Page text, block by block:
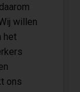
willen
het
ons